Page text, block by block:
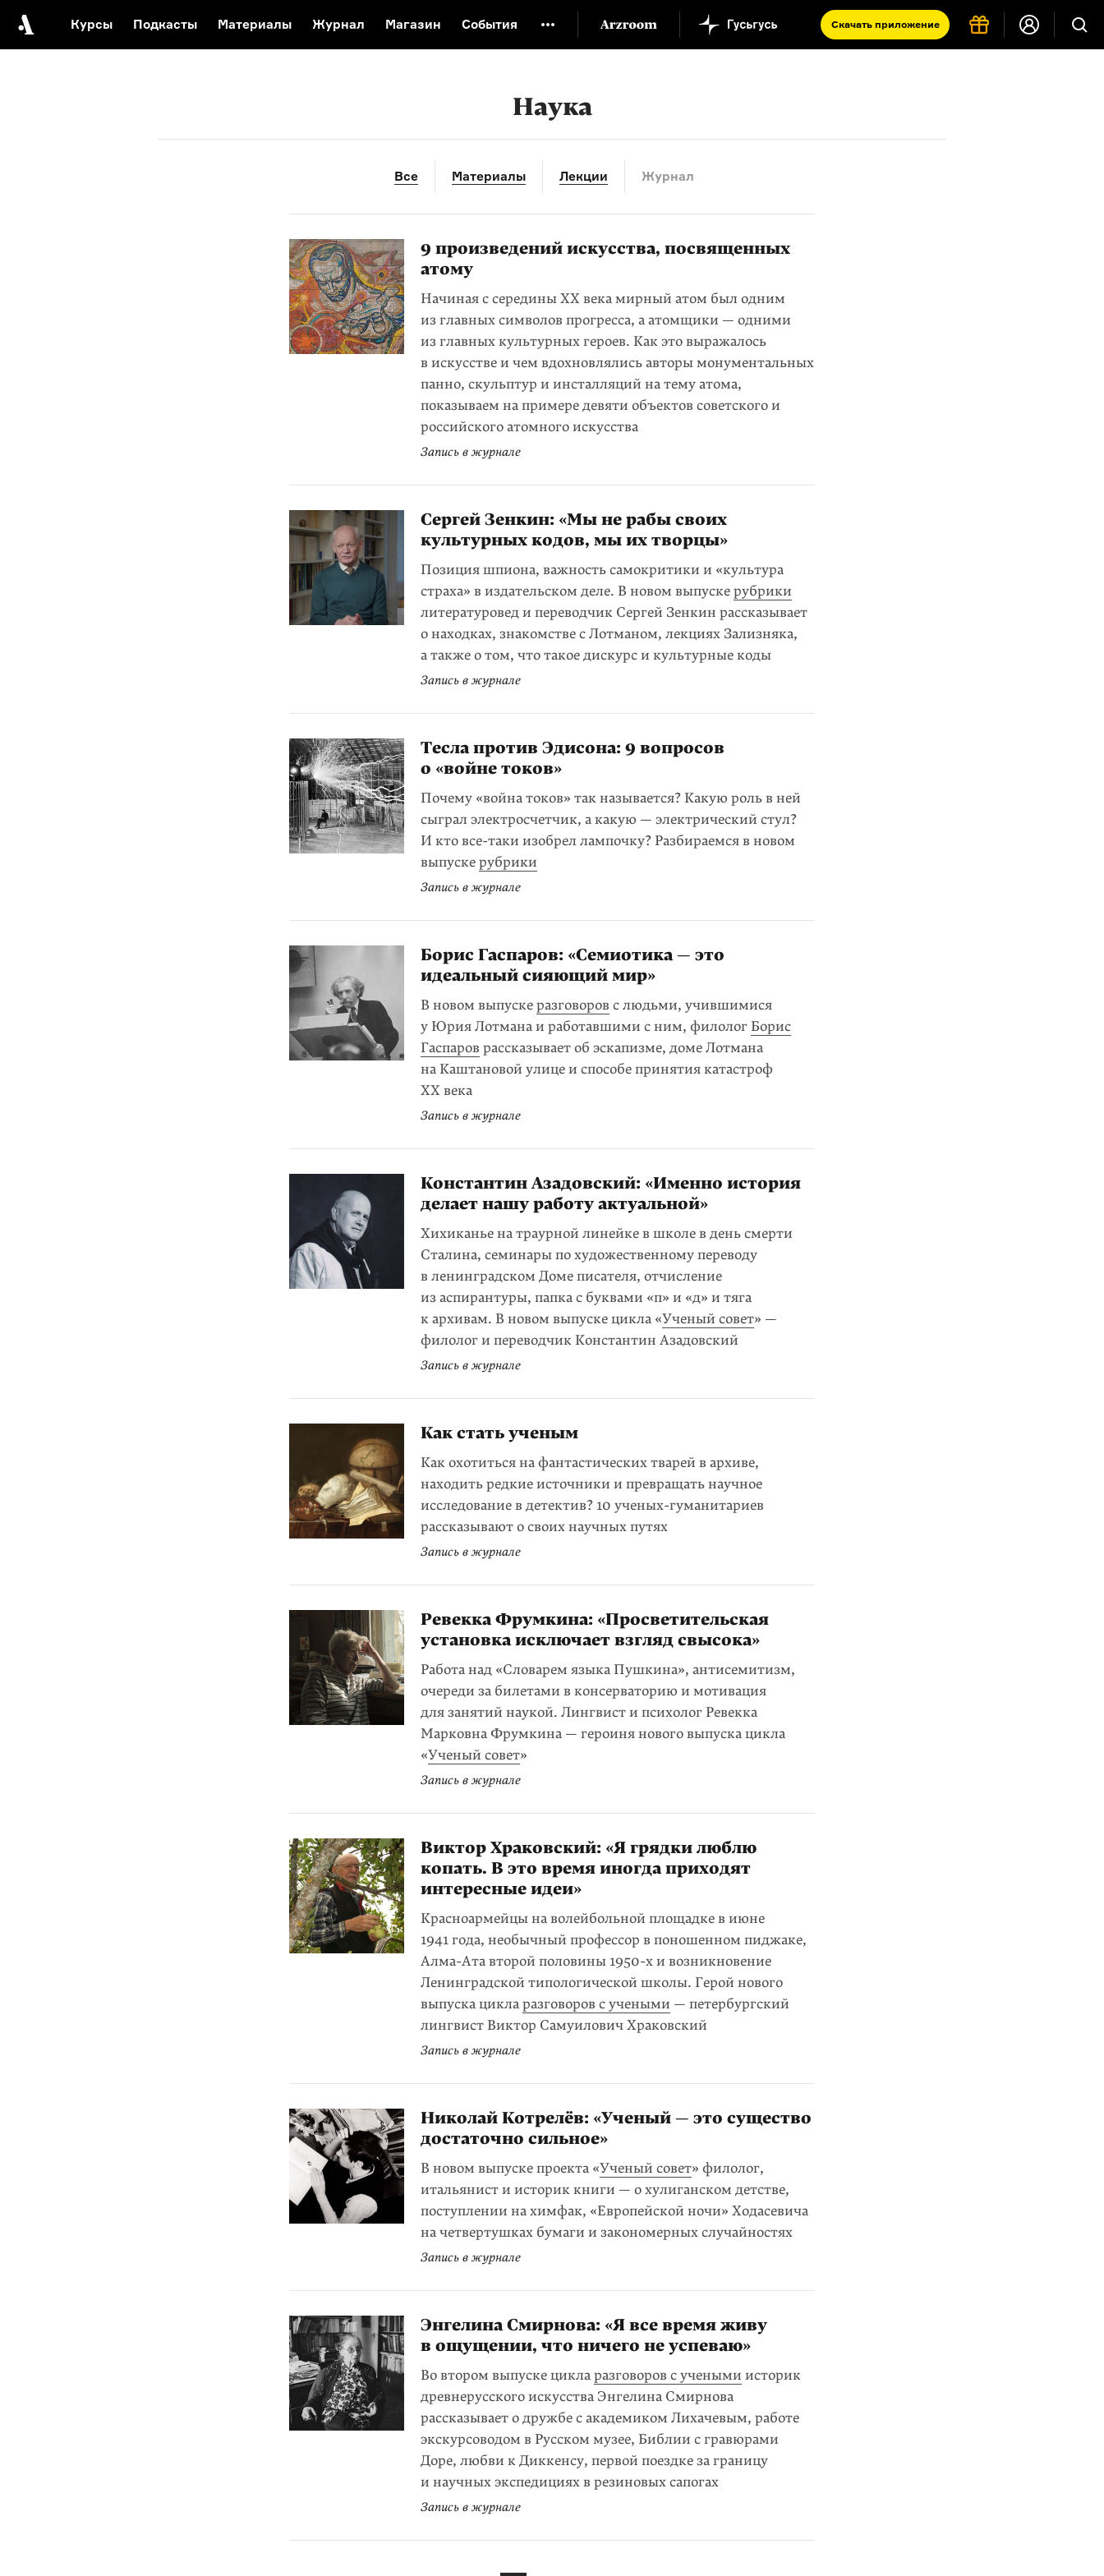
Курсы Подкасты Материалы Журнал Магазин События Скачать приложение
Русская литература XX века
Наука
Все Материалы Лекции Журнал
9 произведений искусства, посвященных
атому
Начиная с середины ХХ века мирный атом был одним
из главных символов прогресса, а атомщики — одними
из главных культурных героев. Как это выражалось
в искусстве и чем вдохновлялись авторы монументальных
панно, скульптур и инсталляций на тему атома,
показываем на примере девяти объектов советского и
российского атомного искусства
Запись в журнале
Сергей Зенкин: «Мы не рабы своих
культурных кодов, мы их творцы»
Позиция шпиона, важность самокритики и «культура
страха» в издательском деле. В новом выпускерубрики
литературовед и переводчик Сергей Зенкин рассказывает
о находках, знакомстве с Лотманом, лекциях Зализняка,
а также о том, что такое дискурс и культурные коды
Запись в журнале
Тесла против Эдисона: 9 вопросов
о «войне токов»
Почему «война токов» так называется? Какую роль в ней
сыграл электро­счетчик, а какую — электрический стул?
И кто все-таки изобрел лампочку? Разбираемся в новом
выпускерубрики
Запись в журнале
Борис Гаспаров: «Семиотика — это
идеальный сияющий мир»
В новом выпускеразговоров с людьми, учившимися
у Юрия Лотмана и работавшими с ним, филолог Борис
Гаспаров рассказывает об эскапизме, доме Лотмана
на Каштановой улице и способе принятия катастроф
XX века
Запись в журнале
Константин Азадовский: «Именно история
делает нашу работу актуальной»
Хихиканье на траурной линейке в школе в день смерти
Сталина, семинары по художественному переводу
в ленинградском Доме писателя, отчисление
из аспирантуры, папка с буквами «п» и «д» и тяга
к архивам. В новом выпуске цикла «Ученый совет» —
филолог и переводчик Константин Азадовский
Запись в журнале
Как стать ученым
Как охотиться на фантастических тварей в архиве,
находить редкие источники и превращать научное
исследование в детектив? 10 ученых-гуманитариев
рассказывают о своих научных путях
Запись в журнале
Ревекка Фрумкина: «Просветительская
установка исключает взгляд свысока»
Работа над «Словарем языка Пушкина», антисемитизм,
очереди за билетами в консерваторию и мотивация
для занятий наукой. Лингвист и психолог Ревекка
Марковна Фрумкина — героиня нового выпуска цикла
«Ученый совет»
Запись в журнале
Виктор Храковский: «Я грядки люблю
копать. В это время иногда приходят
интересные идеи»
Красноармейцы на волейбольной площадке в июне
1941 года, необычный профессор в поношенном пиджаке,
Алма-Ата второй половины 1950-х и возникновение
Ленинградской типологической школы. Герой нового
выпуска цикларазговоров с учеными — петербургский
лингвист Виктор Самуилович Храковский
Запись в журнале
Николай Котрелёв: «Ученый — это существо
достаточно сильное»
В новом выпуске проекта «Ученый совет» филолог,
итальянист и историк книги — о хулиганском детстве,
поступлении на химфак, «Европейской ночи» Ходасевича
на четвертушках бумаги и закономерных случайностях
Запись в журнале
Энгелина Смирнова: «Я все время живу
в ощущении, что ничего не успеваю»
Во втором выпуске цикларазговоров с учеными историк
древнерусского искусства Энгелина Смирнова
рассказывает о дружбе с академиком Лихачевым, работе
экскурсоводом в Русском музее, Библии с гравюрами
Доре, любви к Диккенсу, первой поездке за границу
и научных экспедициях в резиновых сапогах
Запись в журнале